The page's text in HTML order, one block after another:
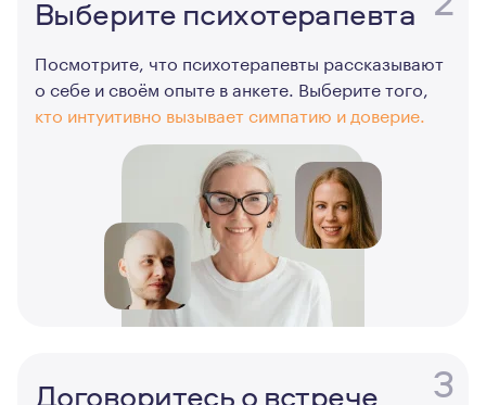
Выберите психотерапевта
Посмотрите, что психотерапевты рассказывают
о себе и своём опыте в анкете. Выберите того,
кто интуитивно вызывает симпатию и доверие.
3
Договоритесь о встрече